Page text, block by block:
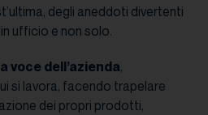
degli aneddoti divertenti
ufficio e non solo.
voce dell’azienda,
si lavora, facendo trapelare
dei propri prodotti,